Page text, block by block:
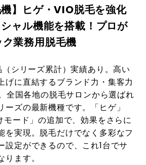
機】ヒゲ・VIO脱毛を強化
ャル機能を搭載！プロが
業務用脱毛機
シリーズ累計）実績あり。高い
げに直結するブランド力・集客力
全国各地の脱毛サロンから選ばれ
ーズの最新機種です。「ヒゲ」
モード」の追加で、効果をさらに
を実現。脱毛だけでなく多彩なフ
設定ができるので、これ1台でサ
ます。